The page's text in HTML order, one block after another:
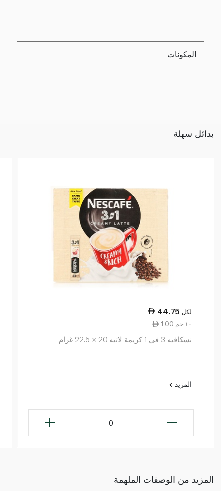
المكونات
بدائل سهلة
44.75 لكل
1.00 ١٠ جم
نسكافيه 3 في 1 كريمة لاتيه 20 × 22.5 غرام
المزيد
0
المزيد من الوصفات الملهمة